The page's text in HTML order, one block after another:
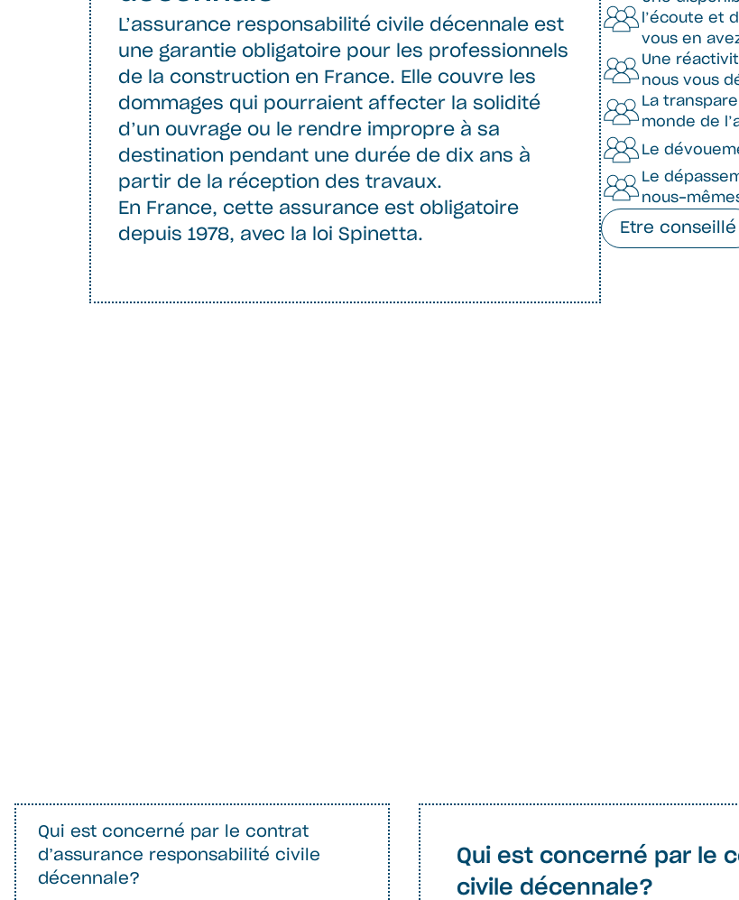
L’assurance responsabilité civile décennale est
une garantie obligatoire pour les professionnels
de la construction en France. Elle couvre les
dommages qui pourraient affecter la solidité
d’un ouvrage ou le rendre impropre à sa
destination pendant une durée de dix ans à
partir de la réception des travaux.
En France, cette assurance est obligatoire
depuis 1978, avec la loi Spinetta.
l’écoute et
vous en
Une
nous vous
La
monde de
Le
Le
nous-
Etre conseillé
Qui est concerné par le contrat
d’assurance responsabilité civile
décennale?
Qui est concerné par le
civile décennale?